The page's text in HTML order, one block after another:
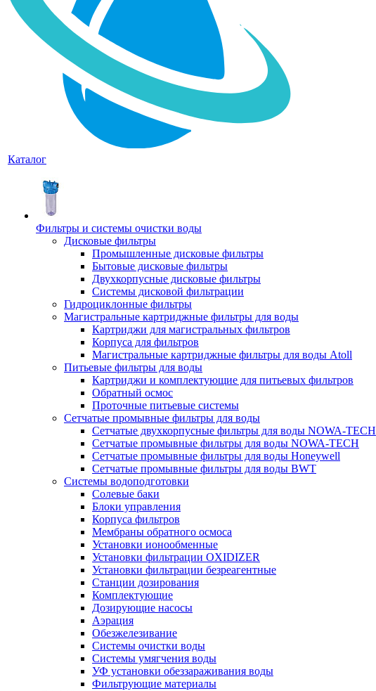
Каталог
Фильтры и системы очистки воды
Дисковые фильтры
Промышленные дисковые фильтры
Бытовые дисковые фильтры
Двухкорпусные дисковые фильтры
Системы дисковой фильтрации
Гидроциклонные фильтры
Магистральные картриджные фильтры для воды
Картриджи для магистральных фильтров
Корпуса для фильтров
Магистральные картриджные фильтры для воды Atoll
Питьевые фильтры для воды
Картриджи и комплектующие для питьевых фильтров
Обратный осмос
Проточные питьевые системы
Сетчатые промывные фильтры для воды
Сетчатые двухкорпусные фильтры для воды NOWA-TECH
Сетчатые промывные фильтры для воды NOWA-TECH
Сетчатые промывные фильтры для воды Honeywell
Сетчатые промывные фильтры для воды BWT
Системы водоподготовки
Солевые баки
Блоки управления
Корпуса фильтров
Мембраны обратного осмоса
Установки ионообменные
Установки фильтрации OXIDIZER
Установки фильтрации безреагентные
Станции дозирования
Комплектующие
Дозирующие насосы
Аэрация
Обезжелезивание
Системы очистки воды
Системы умягчения воды
УФ установки обеззараживания воды
Фильтрующие материалы